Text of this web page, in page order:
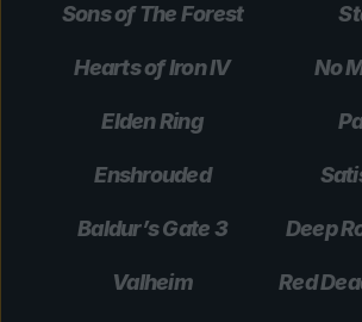
Sons of The Forest
Hearts of Iron IV No
Elden Ring
Enshrouded
Baldur’s Gate 3 Deep
Valheim